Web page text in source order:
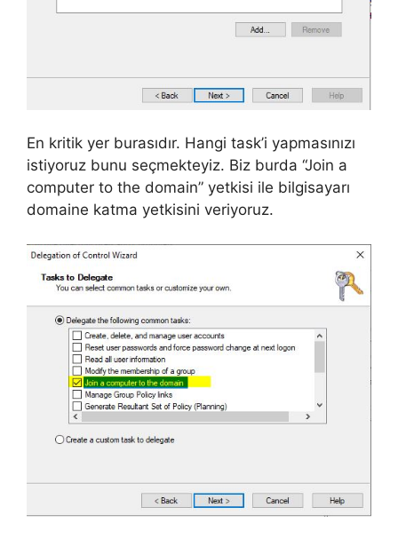
En kritik yer burasıdır. Hangi task’i yapmasınızı
istiyoruz bunu seçmekteyiz. Biz burda “Join a
computer to the domain” yetkisi ile bilgisayarı
domaine katma yetkisini veriyoruz.